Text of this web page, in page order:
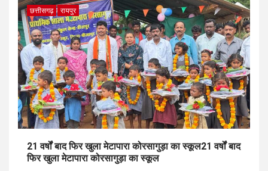
छत्तीसगढ़ रायपुर
21 वर्षों बाद फिर खुला मेटापारा कोरसागुड़ा का स्कूल21 वर्षों बाद
फिर खुला मेटापारा कोरसागुड़ा का स्कूल